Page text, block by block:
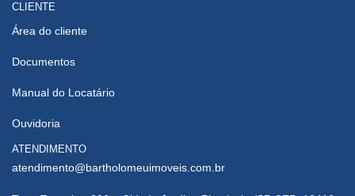
CLIENTE
Área do cliente
Documentos
Manual do Locatário
Ouvidoria
ATENDIMENTO
atendimento@bartholomeuimoveis.com.br